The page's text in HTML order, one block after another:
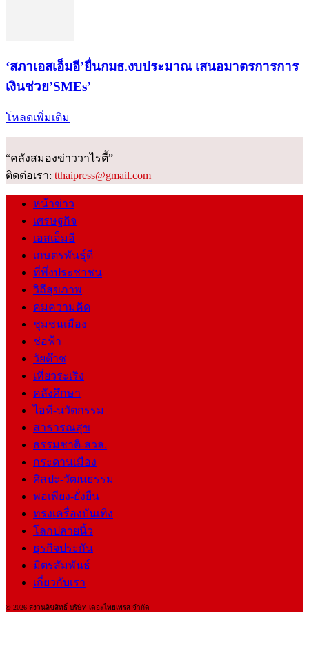
‘สภาเอสเอ็มอี’ยื่นกมธ.งบประมาณ เสนอมาตรการการ
เงินช่วย’SMEs’
โหลดเพิ่มเติม
“คลังสมองข่าววาไรตี้”
ติดต่อเรา: tthaipress@gmail.com
หน้าข่าว
เศรษฐกิจ
เอสเอ็มอี
เกษตรพันธุ์ดี
ที่พึ่งประชาชน
วิถีสุขภาพ
คมความคิด
ชุมชนเมือง
ช่อฟ้า
วัยต๊าช
เที่ยวระเริง
คลังศึกษา
ไอที-นวัตกรรม
สาธารณสุข
ธรรมชาติ-สวล.
กระดานเมือง
ศิลปะ-วัฒนธรรม
พอเพียง-ยั่งยืน
ทรงเครื่องบันเทิง
โลกปลายนิ้ว
ธุรกิจประกัน
มิตรสัมพันธ์
เกี่ยวกับเรา
© 2026 สงวนลิขสิทธิ์ บริษัท เดอะไทยเพรส จำกัด